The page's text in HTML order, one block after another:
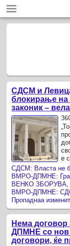
СДСМ и Левица
блокирање на
законик –
е
Нема
ДПМНЕ со нов
договори, ќе